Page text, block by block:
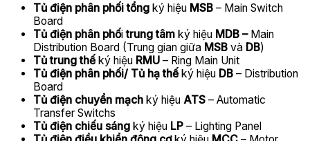
Tủ điện phân phối tổng ký hiệu MSB – Main Switch
Board
Tủ điện phân phốitrung tâm ký hiệu MDB – Main
Distribution Board (Trung gian giữa MSB và DB)
Tủ trung thếký hiệu RMU – Ring Main Unit
Tủ điện phân phối/ Tủ hạ thếký hiệu DB – Distribution
Board
Tủ điện chuyển mạch ký hiệu ATS – Automatic
Transfer Switchs
Tủ điện chiếu sáng ký hiệu LP – Lighting Panel